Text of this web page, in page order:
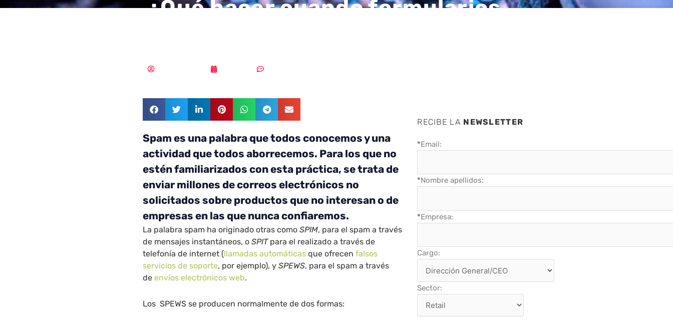
¿Qué hacer cuando formularios
Spam es una palabra que todos conocemos y una
actividad que todos aborrecemos. Para los que no
estén familiarizados con esta práctica, se trata de
enviar millones de correos electrónicos no
solicitados sobre productos que no interesan o de
empresas en las que nunca confiaremos.
La palabra spam ha originado otras comoSPIM, para el spam a través
de mensajes instantáneos, oSPITpara el realizado a través de
telefonía de internet (llamadas automáticas que ofrecenfalsos
servicios de soporte, por ejemplo), ySPEWS, para el spam a través
deenvíos electrónicos web.
Los SPEWS se producen normalmente de dos formas:
RECIBE LA NEWSLETTER
*Email:
*Nombre apellidos:
*Empresa:
Cargo:
Sector: